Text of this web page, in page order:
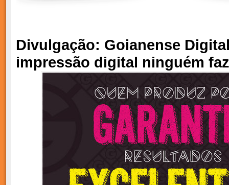
Divulgação: Goianense
impressão digital ninguém